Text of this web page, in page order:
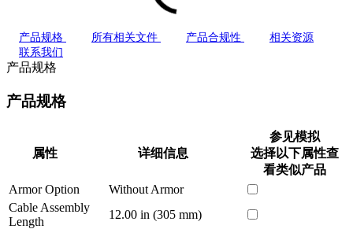
产品规格 所有相关文件 产品合规性
相关资源
联系我们
产品规格
产品规格
属性 详细信息
参见模拟
选择以下属性查
看类似产品
Armor Option
Without Armor
Cable Assembly
Length
12.00 in (305 mm)